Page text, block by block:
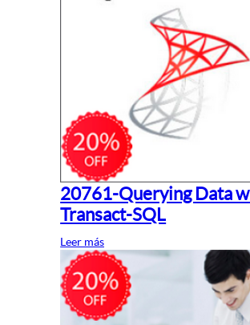
20761-Querying Data
Transact-SQL
Leer más